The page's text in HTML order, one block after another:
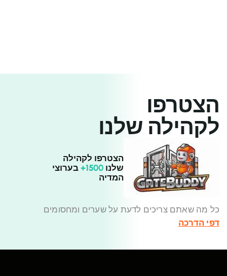
הצטרפו
לקהילה שלנו
הצטרפו לקהילה
שלנו 1500+
בערוצי
המדיה
כל מה שאתם צריכים לדעת על שערים ומחסומים
דפי הדרכה